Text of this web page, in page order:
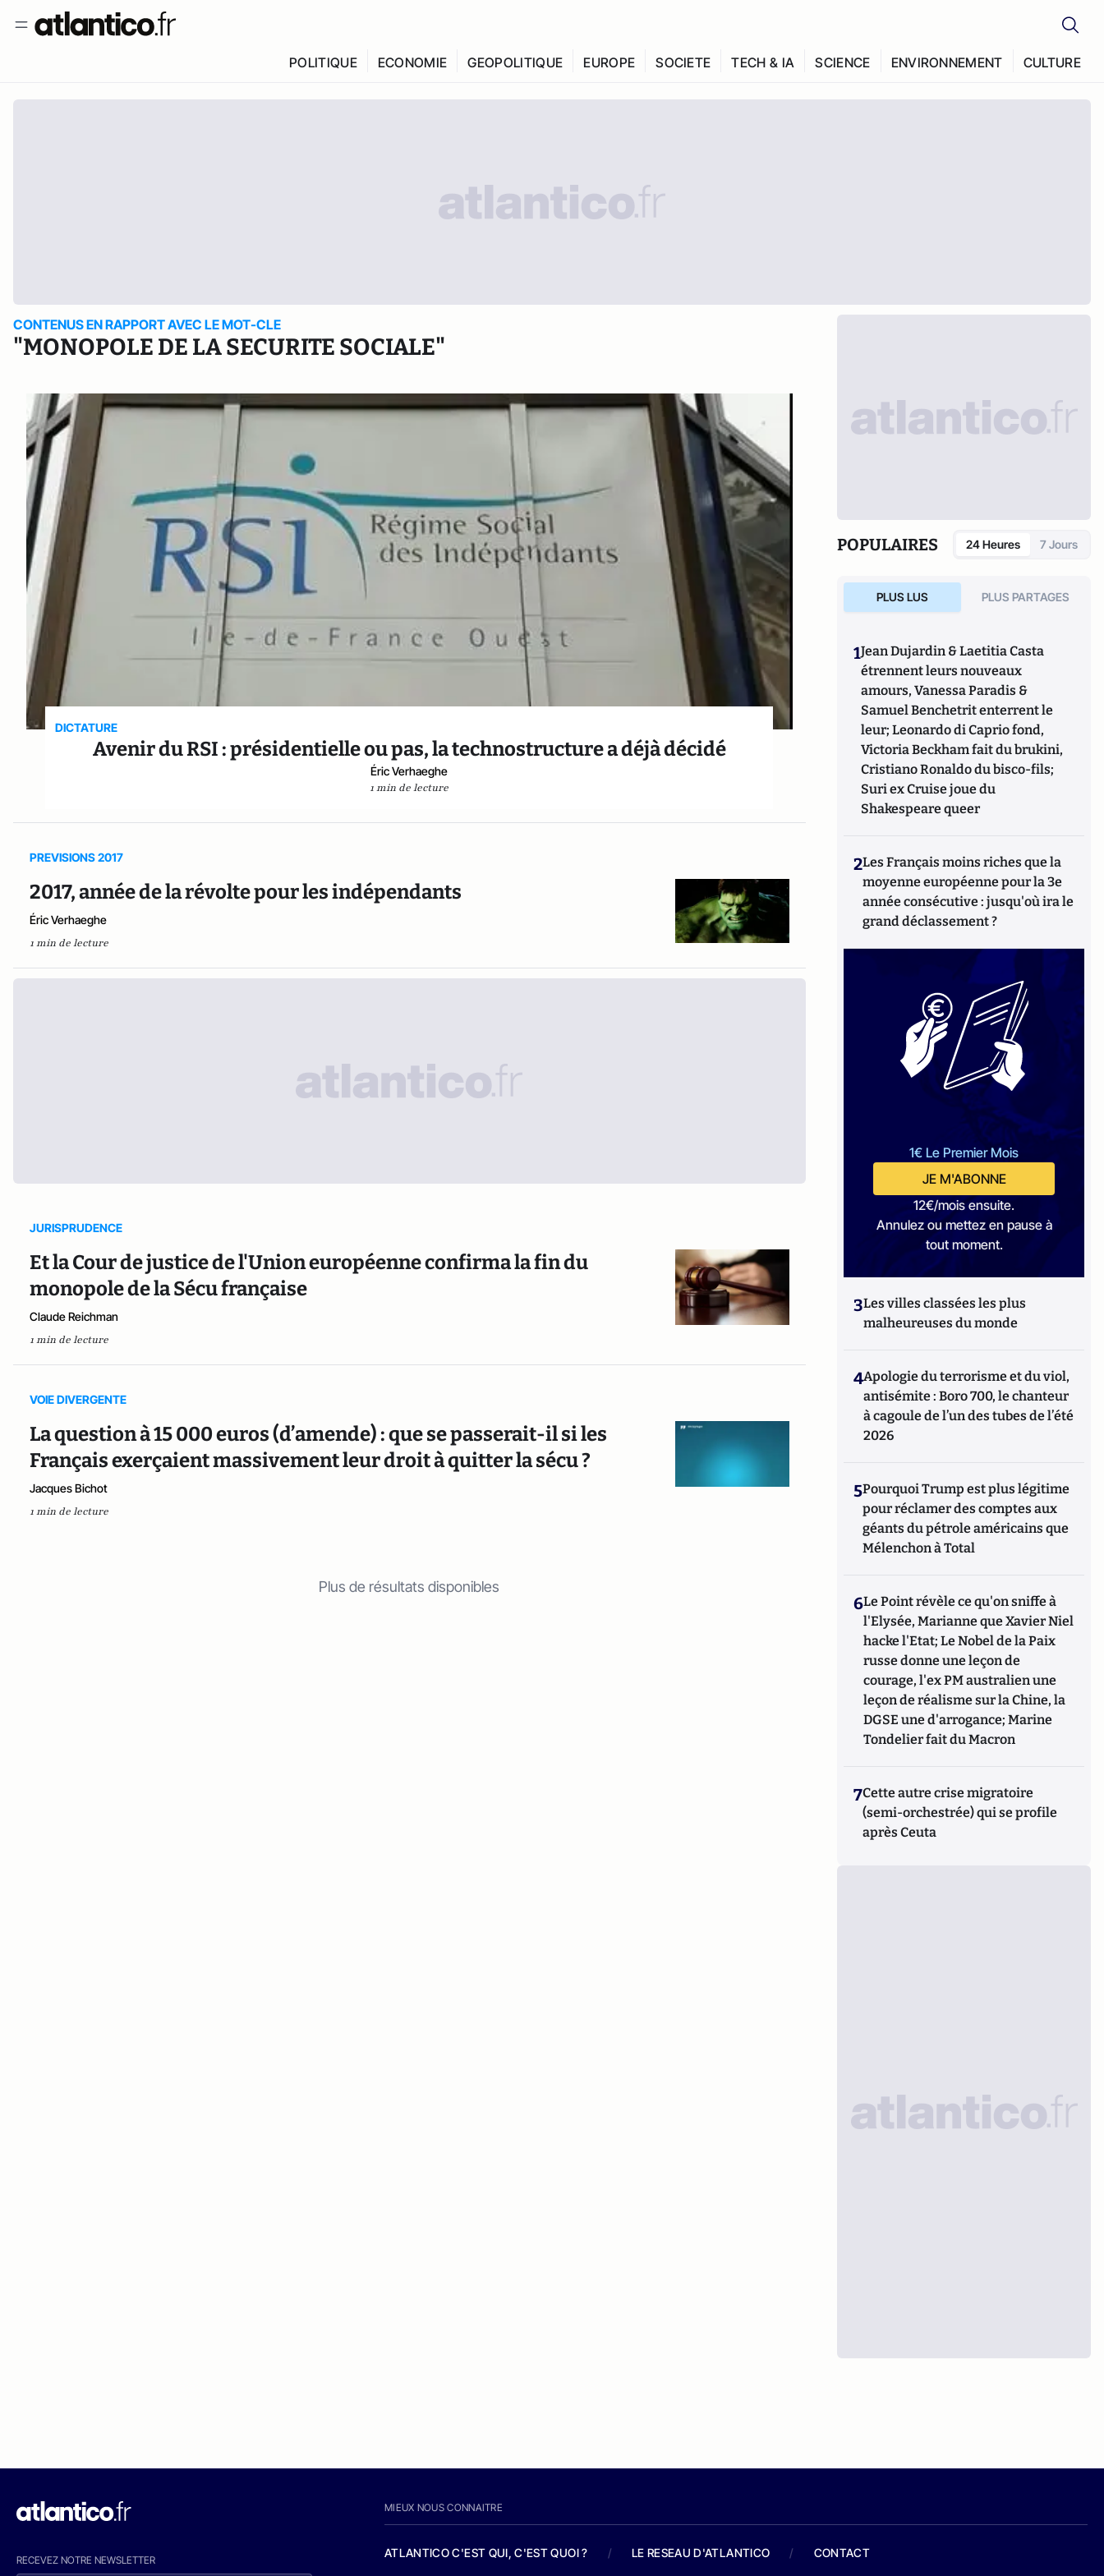
POLITIQUE ECONOMIE GEOPOLITIQUE EUROPE SOCIETE TECH & IA SCIENCE ENVIRONNEMENT CULTURE
CONTENUS EN RAPPORT AVEC LE MOT-CLE
"MONOPOLE DE LA SECURITE SOCIALE"
DICTATURE
Avenir du RSI : présidentielle ou pas, la technostructure a déjà décidé
Éric Verhaeghe
1 min de lecture
PREVISIONS 2017
2017, année de la révolte pour les indépendants
Éric Verhaeghe
1 min de lecture
JURISPRUDENCE
Et la Cour de justice de l'Union européenne confirma la fin du
monopole de la Sécu française
Claude Reichman
1 min de lecture
VOIE DIVERGENTE
La question à 15 000 euros (d’amende) : que se passerait-il si les
Français exerçaient massivement leur droit à quitter la sécu ?
Jacques Bichot
1 min de lecture
Plus de résultats disponibles
POPULAIRES 24 Heures 7 Jours
PLUS LUS PLUS PARTAGES
1Jean Dujardin & Laetitia Casta
étrennent leurs nouveaux
amours, Vanessa Paradis &
Samuel Benchetrit enterrent le
leur; Leonardo di Caprio fond,
Victoria Beckham fait du brukini,
Cristiano Ronaldo du bisco-fils;
Suri ex Cruise joue du
Shakespeare queer
2Les Français moins riches que la
moyenne européenne pour la 3e
année consécutive : jusqu'où ira le
grand déclassement ?
1€ Le Premier Mois
JE M'ABONNE
12€/mois ensuite.
Annulez ou mettez en pause à
tout moment.
3Les villes classées les plus
malheureuses du monde
4Apologie du terrorisme et du viol,
antisémite : Boro 700, le chanteur
à cagoule de l’un des tubes de l’été
2026
5Pourquoi Trump est plus légitime
pour réclamer des comptes aux
géants du pétrole américains que
Mélenchon à Total
6Le Point révèle ce qu'on sniffe à
l'Elysée, Marianne que Xavier Niel
hacke l'Etat; Le Nobel de la Paix
russe donne une leçon de
courage, l'ex PM australien une
leçon de réalisme sur la Chine, la
DGSE une d'arrogance; Marine
Tondelier fait du Macron
7Cette autre crise migratoire
(semi-orchestrée) qui se profile
après Ceuta
RECEVEZ NOTRE NEWSLETTER
MIEUX NOUS CONNAITRE
ATLANTICO C'EST QUI, C'EST QUOI ? / LE RESEAU D'ATLANTICO / CONTACT